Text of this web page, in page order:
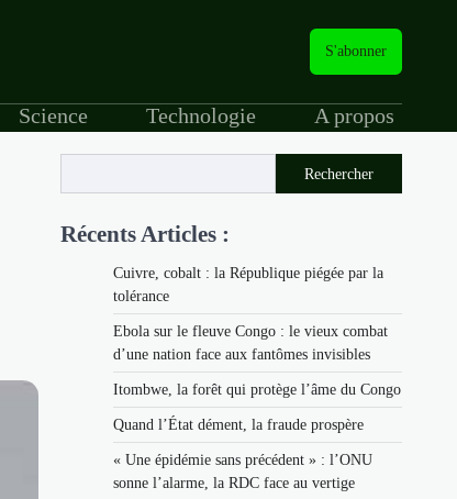
S'abonner
Science Technologie A propos
Rechercher
Récents Articles :
Cuivre, cobalt : la République piégée par la
tolérance
Ebola sur le fleuve Congo : le vieux combat
d’une nation face aux fantômes invisibles
Itombwe, la forêt qui protège l’âme du Congo
Quand l’État dément, la fraude prospère
« Une épidémie sans précédent » : l’ONU
sonne l’alarme, la RDC face au vertige